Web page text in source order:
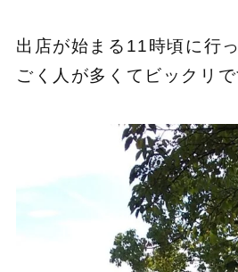
出店が始まる11時頃に行
ごく人が多くてビックリで